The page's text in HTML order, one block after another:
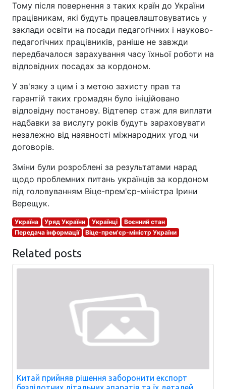
Тому після повернення з таких країн до України
працівникам, які будуть працевлаштовуватись у
заклади освіти на посади педагогічних і науково-
педагогічних працівників, раніше не завжди
передбачалося зарахування часу їхньої роботи на
відповідних посадах за кордоном.
У зв'язку з цим і з метою захисту прав та
гарантій таких громадян було ініційовано
відповідну постанову. Відтепер стаж для виплати
надбавки за вислугу років будуть зараховувати
незалежно від наявності міжнародних угод чи
договорів.
Зміни були розроблені за результатами нарад
щодо проблемних питань українців за кордоном
під головуванням Віце-прем'єр-міністра Ірини
Верещук.
Україна Уряд України Українці
Воєнний стан
Передача інформації
Віце-прем'єр-міністр України
Related posts
Китай прийняв рішення заборонити експорт